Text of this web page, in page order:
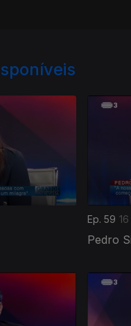
Ep. 59
Pedro